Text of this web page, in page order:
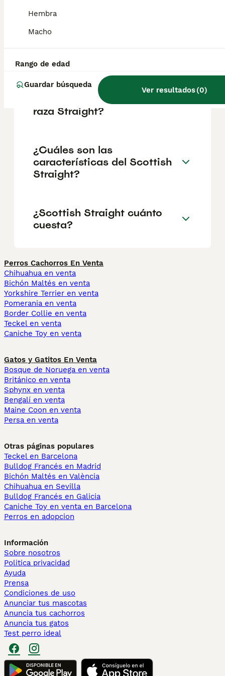
Hembra
Macho
Rango de edad
Guardar búsqueda
Ver resultados(0)
criadores responsables que garanticen la
Informarse bien y comparar opciones antes
¿Cuál es la esperanza de
vida de un gato escocés de
raza Straight?
¿Cuáles son las
características del Scottish
Straight?
¿Scottish Straight cuánto
cuesta?
Perros Cachorros En Venta
Chihuahua en venta
Bichón Maltés en venta
Yorkshire Terrier en venta
Pomerania en venta
Border Collie en venta
Teckel en venta
Caniche Toy en venta
Gatos y Gatitos En Venta
Bosque de Noruega en venta
Británico en venta
Sphynx en venta
Bengalí en venta
Maine Coon en venta
Persa en venta
Otras páginas populares
Teckel en Barcelona
Bulldog Francés en Madrid
Bichón Maltés en València
Chihuahua en Sevilla
Bulldog Francés en Galicia
Caniche Toy en venta en Barcelona
Perros en adopcion
Información
Sobre nosotros
Politica privacidad
Ayuda
Prensa
Condiciones de uso
Anunciar tus mascotas
Anuncia tus cachorros
Anuncia tus gatos
Test perro ideal